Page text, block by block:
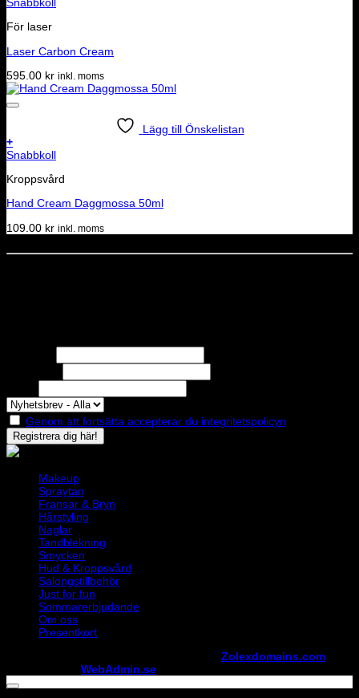
Snabbkoll
För laser
Laser Carbon Cream
595.00 kr inkl. moms
Lägg till Önskelistan
+
Snabbkoll
Kroppsvård
Hand Cream Daggmossa 50ml
109.00 kr inkl. moms
Genom att fortsätta accepterar du integritetspolicyn
Makeup
Spraytan
Fransar & Bryn
Hårstyling
Naglar
Tandblekning
Smycken
Hud & Kroppsvård
Salongstillbehör
Just for fun
Sommarerbjudande
Om oss
Presentkort
Zolexdomains.com
WebAdmin.se